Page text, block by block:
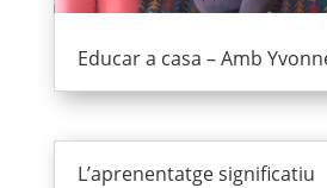
Educar a casa – Amb
L’aprenentatge significatiu